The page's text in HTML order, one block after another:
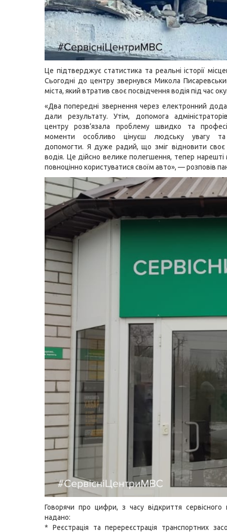
Це підтверджує статистика та реальні історії
Сьогодні до центру звернувся Микола
міста, який втратив своє посвідчення водія під час
«Два попередні звернення через електронний
дали результату. Утім, допомога
центру розв’язала проблему швидко та
моменти особливо цінуєш людську увагу та
допомогти. Я дуже радий, що зміг відновити своє
водія. Це дійсно велике полегшення, тепер
повноцінно користуватися своїм авто», — розповів
Говорячи про цифри, з часу відкриття сервісного
надано:
* Реєстрація та перереєстрація транспортних